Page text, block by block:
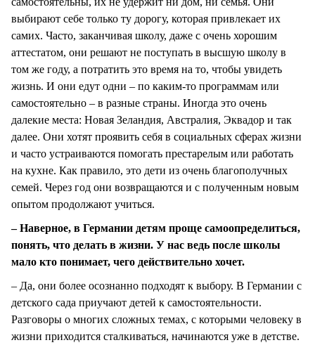
выбирают себе только ту дорогу, которая привлекает их
самих. Часто, заканчивая школу, даже с очень хорошим
аттестатом, они решают не поступать в высшую школу в
том же году, а потратить это время на то, чтобы увидеть
жизнь. И они едут одни – по каким-то программам или
самостоятельно – в разные страны. Иногда это очень
далекие места: Новая Зеландия, Австралия, Эквадор и так
далее. Они хотят проявить себя в социальных сферах жизни
и часто устраиваются помогать престарелым или работать
на кухне. Как правило, это дети из очень благополучных
семей. Через год они возвращаются и с полученным новым
опытом продолжают учиться.
– Наверное, в Германии детям проще самоопределиться,
понять, что делать в жизни. У нас ведь после школы
мало кто понимает, чего действительно хочет.
– Да, они более осознанно подходят к выбору. В Германии с
детского сада приучают детей к самостоятельности.
Разговоры о многих сложных темах, с которыми человеку в
жизни приходится сталкиваться, начинаются уже в детстве.